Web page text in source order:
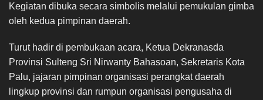
Kegiatan dibuka secara simbolis melalui pemukulan gimba
oleh kedua pimpinan daerah.
Turut hadir di pembukaan acara, Ketua Dekranasda
Provinsi Sulteng Sri Nirwanty Bahasoan, Sekretaris Kota
Palu, jajaran pimpinan organisasi perangkat daerah
lingkup provinsi dan rumpun organisasi pengusaha di